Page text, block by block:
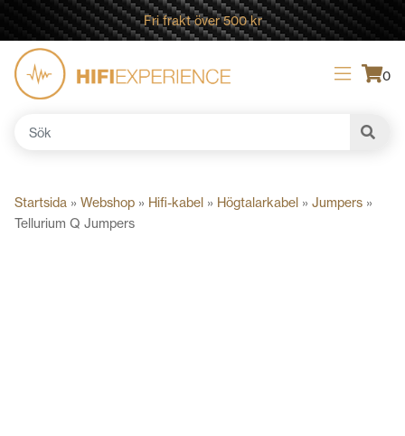
Fri frakt över 500 kr
0
Startsida » Webshop » Hifi-kabel » Högtalarkabel » Jumpers »
Tellurium Q Jumpers